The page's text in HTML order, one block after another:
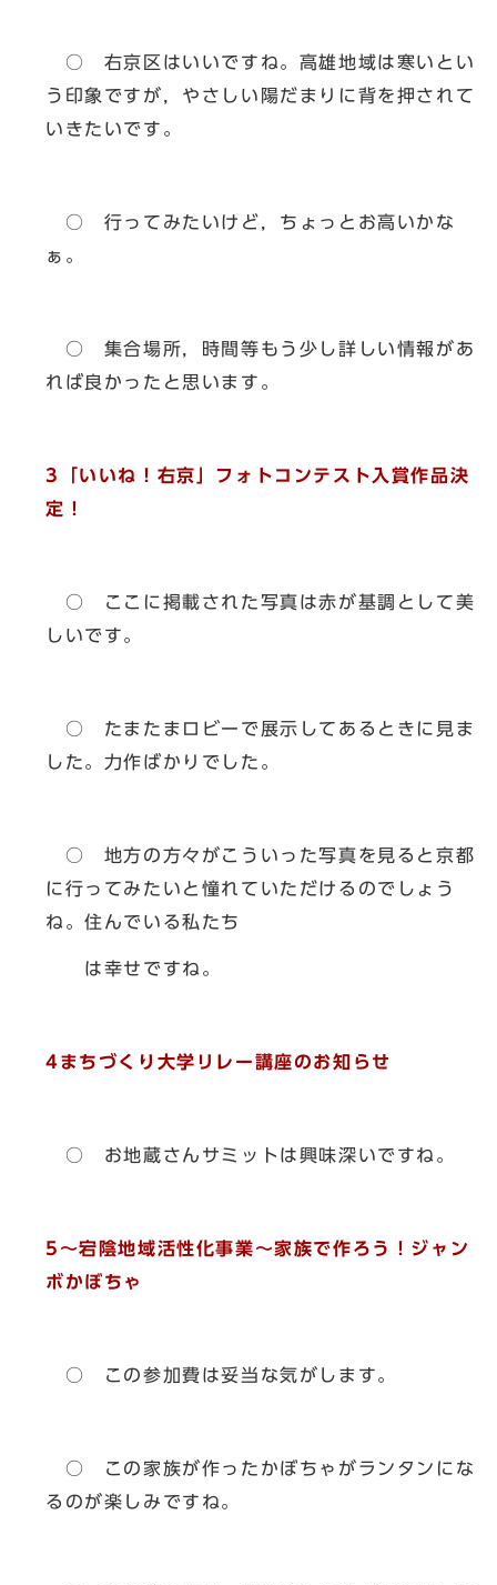
○ 右京区はいいですね。高雄地域は寒いとい
う印象ですが，やさしい陽だまりに背を押されて
いきたいです。
○ 行ってみたいけど，ちょっとお高いかな
ぁ。
○ 集合場所，時間等もう少し詳しい情報があ
れば良かったと思います。
3「いいね！右京」フォトコンテスト入賞作品決
定！
○ ここに掲載された写真は赤が基調として美
しいです。
○ たまたまロビーで展示してあるときに見ま
した。力作ばかりでした。
○ 地方の方々がこういった写真を見ると京都
に行ってみたいと憧れていただけるのでしょう
ね。住んでいる私たち
は幸せですね。
4まちづくり大学リレー講座のお知らせ
○ お地蔵さんサミットは興味深いですね。
5～宕陰地域活性化事業～家族で作ろう！ジャン
ボかぼちゃ
○ この参加費は妥当な気がします。
○ この家族が作ったかぼちゃがランタンにな
るのが楽しみですね。